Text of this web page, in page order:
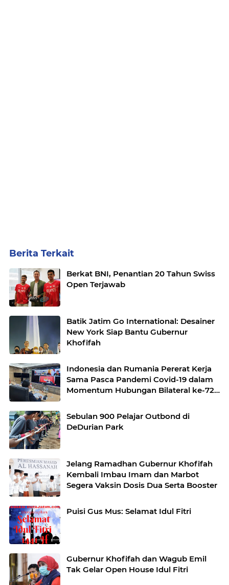
Berita Terkait
Berkat BNI, Penantian 20 Tahun Swiss
Open Terjawab
Batik Jatim Go International: Desainer
New York Siap Bantu Gubernur
Khofifah
Indonesia dan Rumania Pererat Kerja
Sama Pasca Pandemi Covid-19 dalam
Momentum Hubungan Bilateral ke-72
Sebulan 900 Pelajar Outbond di
DeDurian Park
Jelang Ramadhan Gubernur Khofifah
Kembali Imbau Imam dan Marbot
Segera Vaksin Dosis Dua Serta Booster
Puisi Gus Mus: Selamat Idul Fitri
Gubernur Khofifah dan Wagub Emil
Tak Gelar Open House Idul Fitri